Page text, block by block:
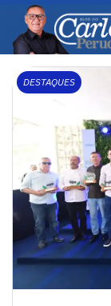
DESTAQUES